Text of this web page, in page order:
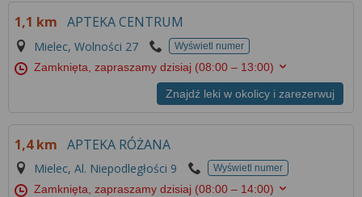
1,1 km APTEKA CENTRUM
Mielec, Wolności 27 Wyświetl numer
Zamknięta, zapraszamy dzisiaj (08:00 – 13:00)
Znajdź leki w okolicy i zarezerwuj
1,4 km APTEKA RÓŻANA
Mielec, Al. Niepodległości 9 Wyświetl numer
Zamknięta, zapraszamy dzisiaj (08:00 – 14:00)